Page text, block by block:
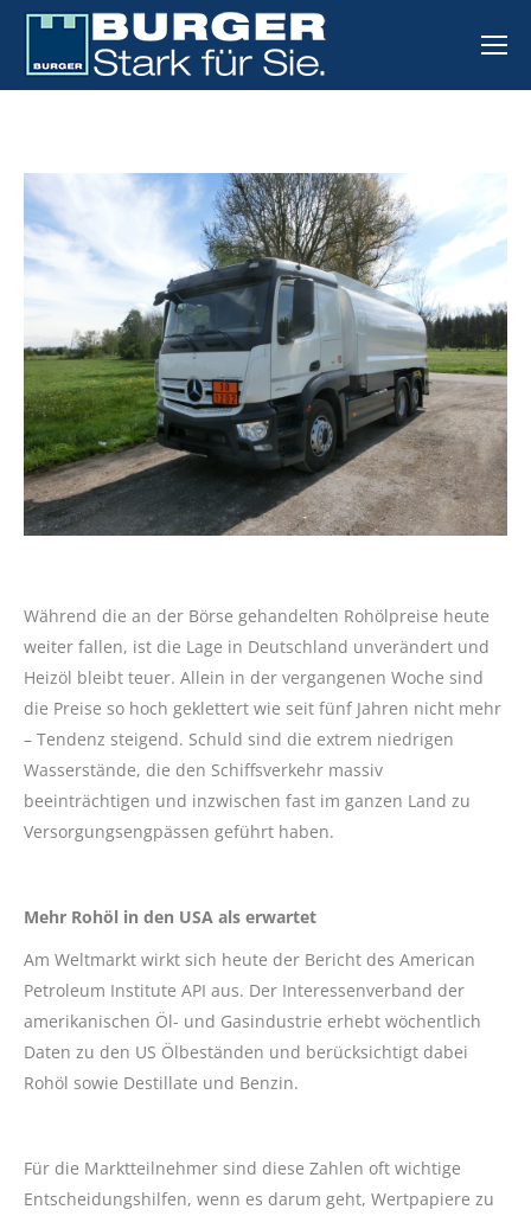
Während die an der Börse gehandelten Rohölpreise heute
weiter fallen, ist die Lage in Deutschland unverändert und
Heizöl bleibt teuer. Allein in der vergangenen Woche sind
die Preise so hoch geklettert wie seit fünf Jahren nicht mehr
– Tendenz steigend. Schuld sind die extrem niedrigen
Wasserstände, die den Schiffsverkehr massiv
beeinträchtigen und inzwischen fast im ganzen Land zu
Versorgungsengpässen geführt haben.
Mehr Rohöl in den USA als erwartet
Am Weltmarkt wirkt sich heute der Bericht des American
Petroleum Institute API aus. Der Interessenverband der
amerikanischen Öl- und Gasindustrie erhebt wöchentlich
Daten zu den US Ölbeständen und berücksichtigt dabei
Rohöl sowie Destillate und Benzin.
Für die Marktteilnehmer sind diese Zahlen oft wichtige
Entscheidungshilfen, wenn es darum geht, Wertpapiere zu